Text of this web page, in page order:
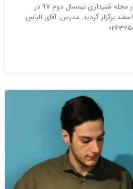
اجرای هنرجویان گروه نوازی در مجله شنیداری نیمسال دوم 97 در
آموزشگاه موسیقی سازنو که 10اسفند برگزار گردید. مدرس: آقای الیاس